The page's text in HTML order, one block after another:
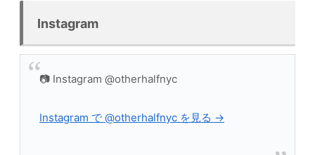
Instagram
📷 Instagram @otherhalfnyc
Instagram で @otherhalfnyc を見る →